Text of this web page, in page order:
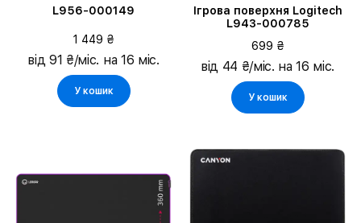
L956-000149
1 449 ₴
від 91 ₴/міс. на 16 міс.
У кошик
Ігрова поверхня Logitech
L943-000785
699 ₴
від 44 ₴/міс. на 16 міс.
У кошик